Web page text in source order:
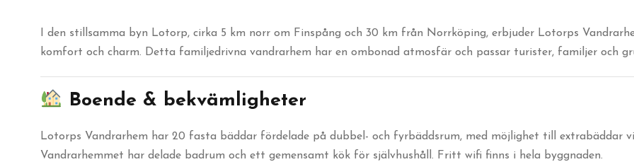
I den stillsamma byn Lotorp, cirka 5 km norr om Finspång och 30 km från Norrköping, erbjuder Lotorps
komfort och charm. Detta familjedrivna vandrarhem har en ombonad atmosfär och passar turister, familjer och
Boende & bekvämligheter
Lotorps Vandrarhem har 20 fasta bäddar fördelade på dubbel- och fyrbäddsrum, med möjlighet till extrabäddar
Vandrarhemmet har delade badrum och ett gemensamt kök för självhushåll. Fritt wifi finns i hela byggnaden.